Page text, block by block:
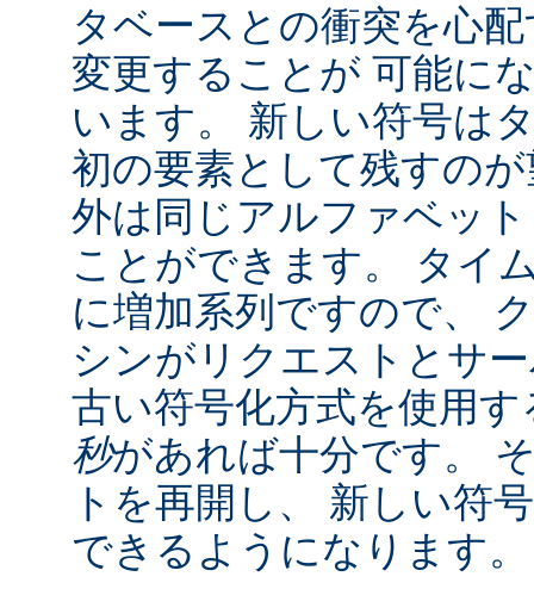
タベースとの衝突を心
変更することが 可能に
います。 新しい符号は
初の要素として残すの
外は同じアルファベッ
ことができます。 タイ
に増加系列ですので、
シンがリクエストとサ
古い符号化方式を使用
秒があれば十分です。
トを再開し、 新しい符
できるようになります。